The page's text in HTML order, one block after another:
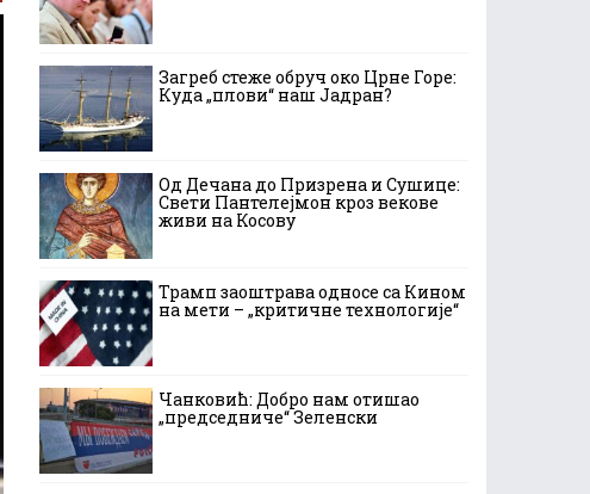
Загреб стеже обруч око Црне Горе:
Куда „плови“ наш Јадран?
Од Дечана до Призрена и Сушице:
Свети Пантелејмон кроз векове
живи на Косову
Трамп заоштрава односе са Кином
на мети – „критичне технологије“
Чанковић: Добро нам отишао
„председниче“ Зеленски